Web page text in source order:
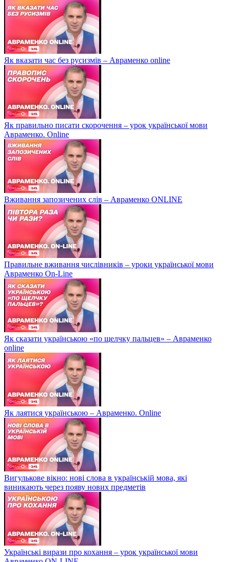
Як вказати час без русизмів – Авраменко online
Як правильно писати скорочення – урок української мови
Авраменко. Online
Вживання запозичених слів – Авраменко ONLINE
Правильне вживання числівників – уроки української мови
Авраменко On-Line
Як сказати українською «по щелчку пальцев» – Авраменко
online
Як лаятися українською – Авраменко. Online
Вигулькове вікно: нові слова в українській мова, які
виникають через появу нових предметів
Українські вирази про кохання – урок української мови